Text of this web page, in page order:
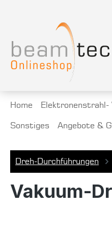
Home Elektronenstrahl-
Sonstiges Angebote &
Dreh-Durchführungen
Vakuum-